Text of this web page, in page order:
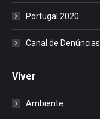
Portugal 2020
Canal de Denúncias
Viver
Ambiente